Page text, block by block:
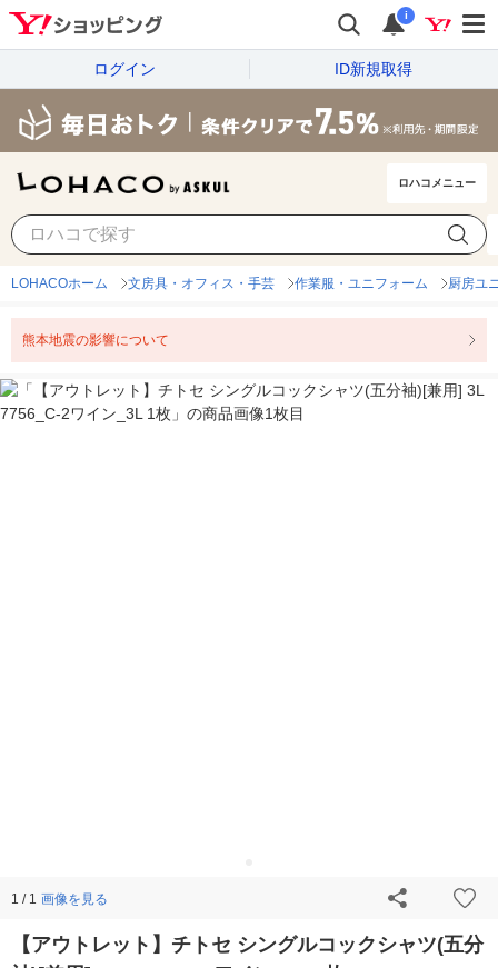
i
ログイン ID新規取得
ロハコメニュー
LOHACOホーム 文房具・オフィス・手芸 作業服・ユニフォーム 厨房ユ
熊本地震の影響について
1 / 1 画像を見る
【アウトレット】チトセ シングルコックシャツ(五分